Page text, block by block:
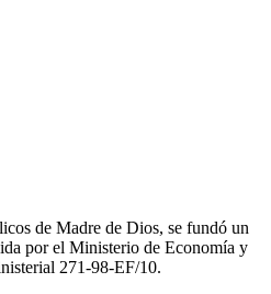
de Madre de Dios, se fundó un
por el Ministerio de Economía y
271-98-EF/10.